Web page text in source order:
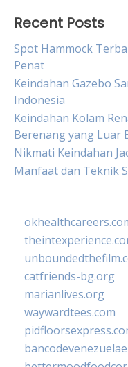
Recent Posts
Spot Hammock
Penat
Keindahan Gazebo
Indonesia
Keindahan Kolam
Berenang yang Luar
Nikmati Keindahan
Manfaat dan Teknik
catfriends-bg.org
marianlives.org
waywardtees.com